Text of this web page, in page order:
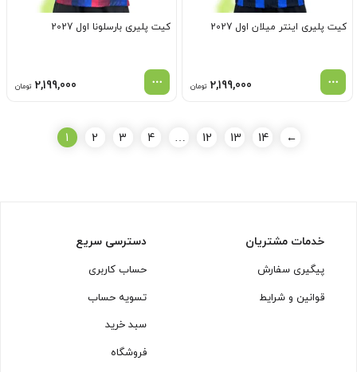
کیت پلیری اینتر میلان اول 2027
2,199,000 تومان
کیت پلیری بارسلونا اول 2027
2,199,000 تومان
1 2 3 4 … 12 13 14 ←
خدمات مشتریان
پیگیری سفارش
قوانین و شرایط
دسترسی سریع
حساب کاربری
تسویه حساب
سبد خرید
فروشگاه